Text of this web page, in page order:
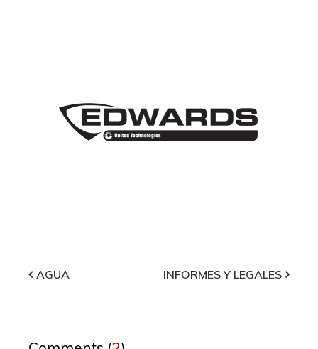
Navegación
AGUA INFORMES Y LEGALES